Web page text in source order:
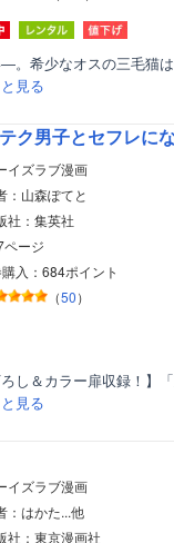
。希少なオスの三毛猫
見る
イズラブ漫画
：山森ぽてと
社：集英社
ページ
入：684ポイント
（50）
ろし＆カラー扉収録！】
見る
イズラブ漫画
：はかた...他
社：東京漫画社